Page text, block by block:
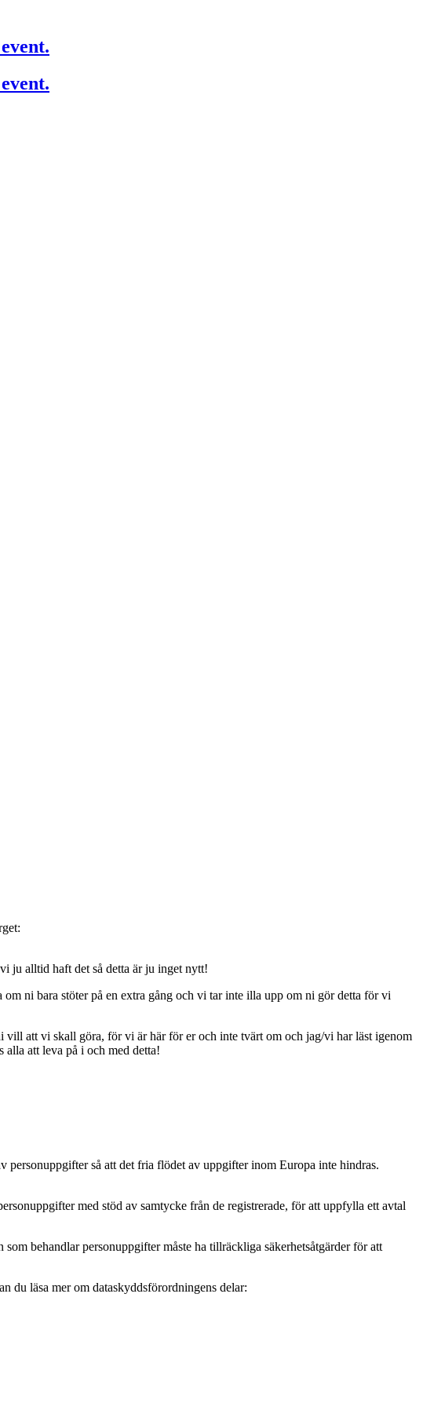
ju alltid haft det så detta är ju inget nytt!
ni bara stöter på en extra gång och vi tar inte illa upp om ni gör detta för vi
vill att vi skall göra, för vi är här för er och inte tvärt om och jag/vi har läst igenom
alla att leva på i och med detta!
så att det fria flödet av uppgifter inom Europa inte hindras.
med stöd av samtycke från de registrerade, för att uppfylla ett avtal
behandlar personuppgifter måste ha tillräckliga säkerhetsåtgärder för att
du läsa mer om dataskyddsförordningens delar: